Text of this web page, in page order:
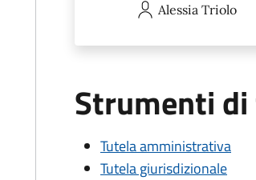
Alessia Triolo
Strumenti
Tutela amministrativa
Tutela giurisdizionale